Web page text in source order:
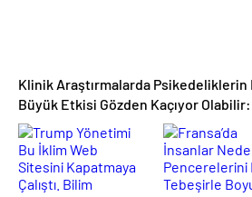
Klinik Araştırmalarda Psikedeliklerin
Büyük Etkisi Gözden Kaçıyor Olabilir:
İnsanların Hedeflerini, Değerlerini,
Kariyerlerini ve İlişkilerini Değiştiriyor
Görünüyorlar